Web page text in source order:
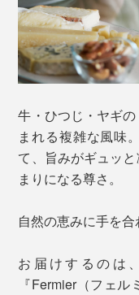
牛・ひつじ・ヤギ
まれる複雑な風味
て、旨みがギュッ
まりになる尊さ。
自然の恵みに手を合
お届けするのは
『Fermier（フェ